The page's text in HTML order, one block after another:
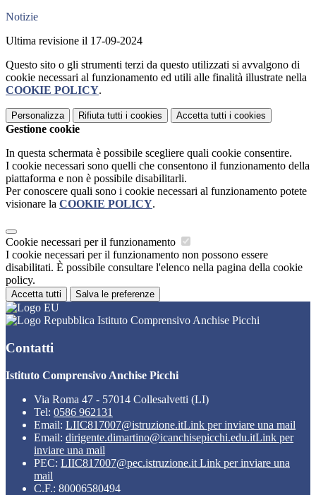
Notizie
Ultima revisione il 17-09-2024
Questo sito o gli strumenti terzi da questo utilizzati si avvalgono di
cookie necessari al funzionamento ed utili alle finalità illustrate nella
COOKIE POLICY.
Personalizza Rifiuta tutti i cookies Accetta tutti i cookies
Gestione cookie
In questa schermata è possibile scegliere quali cookie consentire.
I cookie necessari sono quelli che consentono il funzionamento della
piattaforma e non è possibile disabilitarli.
Per conoscere quali sono i cookie necessari al funzionamento potete
visionare la COOKIE POLICY.
Cookie necessari per il funzionamento
I cookie necessari per il funzionamento non possono essere
disabilitati. È possibile consultare l'elenco nella pagina della cookie
policy.
Accetta tutti Salva le preferenze
Istituto Comprensivo Anchise Picchi
Contatti
Istituto Comprensivo Anchise Picchi
Via Roma 47 - 57014 Collesalvetti (LI)
Tel: 0586 962131
Email: LIIC817007@istruzione.itLink per inviare una mail
Email: dirigente.dimartino@icanchisepicchi.edu.itLink per
inviare una mail
PEC: LIIC817007@pec.istruzione.it Link per inviare una
mail
C.F.: 80006580494